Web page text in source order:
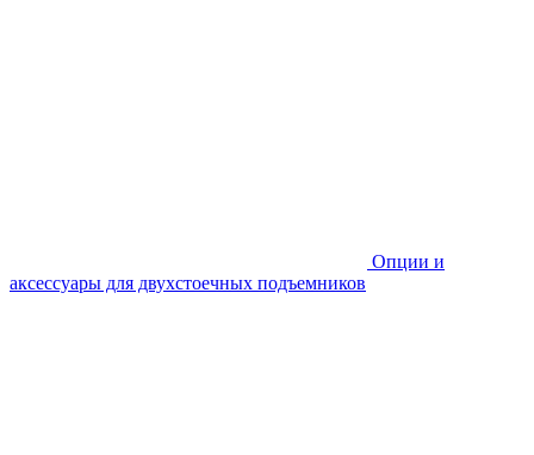
Опции и
аксессуары для двухстоечных подъемников